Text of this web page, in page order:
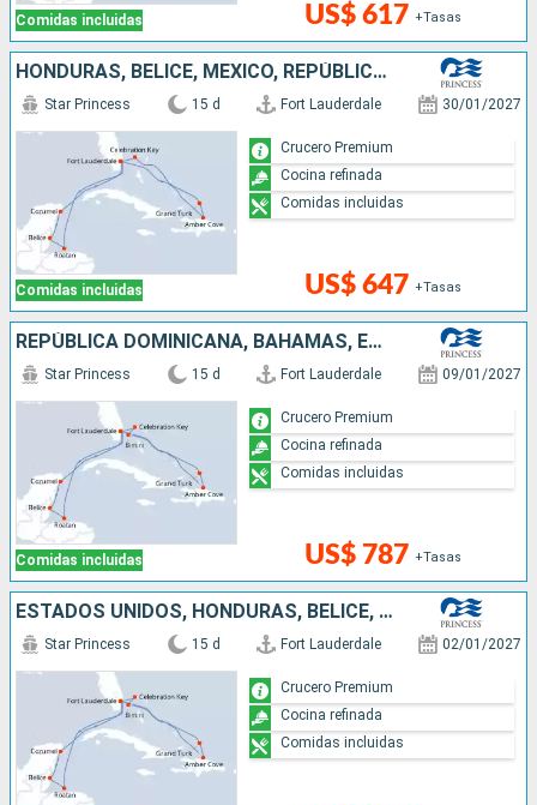
Comidas incluidas US$ 617 +Tasas
HONDURAS, BELICE, MÉXICO, REPÚBLICA DOMINICANA, BAHAMAS, ESTADOS UNIDOS
Comidas incluidas
Star Princess 15 d Fort Lauderdale 30/01/2027
US$ 647 +Tasas
Crucero Premium
Cocina refinada
Comidas incluidas
REPÚBLICA DOMINICANA, BAHAMAS, ESTADOS UNIDOS, HONDURAS, BELICE, MÉXICO
Comidas incluidas
Star Princess 15 d Fort Lauderdale 09/01/2027
US$ 787 +Tasas
Crucero Premium
Cocina refinada
Comidas incluidas
ESTADOS UNIDOS, HONDURAS, BELICE, MÉXICO, REPÚBLICA DOMINICANA, BAHAMAS
Star Princess 15 d Fort Lauderdale 02/01/2027
Crucero Premium
Cocina refinada
Comidas incluidas